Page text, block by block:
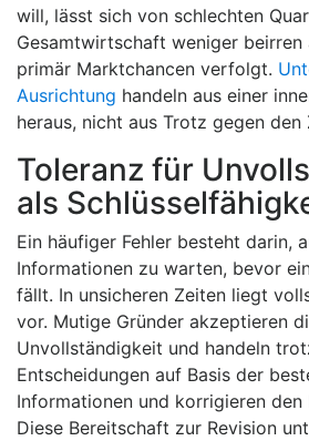
will, lässt sich von schlechten
Gesamtwirtschaft weniger beirren
primär Marktchancen verfolgt.
Ausrichtung handeln aus einer
heraus, nicht aus Trotz gegen den
Toleranz für
als
Ein häufiger Fehler besteht darin,
Informationen zu warten, bevor
fällt. In unsicheren Zeiten liegt
vor. Mutige Gründer akzeptieren
Unvollständigkeit und handeln
Entscheidungen auf Basis der
Informationen und korrigieren den
Diese Bereitschaft zur Revision